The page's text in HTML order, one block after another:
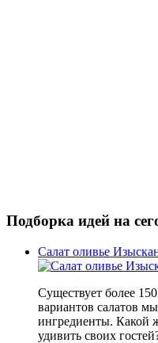
Подборка идей на
Салат оливье
Существует более
вариантов салатов
ингредиенты. Какой
удивить своих